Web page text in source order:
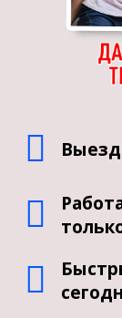
Выезд